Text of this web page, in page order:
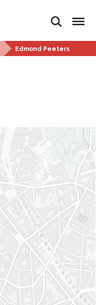
Rechercher
Menu
Edmond Peeters